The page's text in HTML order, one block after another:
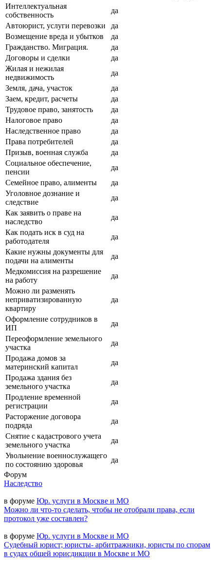
Интеллектуальная
собственность
да
Автоюрист, услуги перевозки
да
Возмещение вреда и убытков
да
Гражданство. Миграция.
да
Договоры и сделки
да
Жилая и нежилая
недвижимость
да
Земля, дача, участок
да
Заем, кредит, расчеты
да
Трудовое право, занятость
да
Налоговое право
да
Наследственное право
да
Права потребителей
да
Призыв, военная служба
да
Социальное обеспечение,
пенсии
да
Семейное право, алименты
да
Уголовное дознание и
следствие
да
Как заявить о праве на
наследство
да
Как подать иск в суд на
работодателя
да
Какие нужны документы для
подачи на алименты
да
Медкомиссия на разрешение
на работу
да
Можно ли разменять
неприватизированную
квартиру
да
Оформление сотрудников в
ИП
да
Переоформление земельного
участка
да
Продажа домов за
материнский капитал
да
Продажа здания без
земельного участка
да
Продление временной
регистрации
да
Расторжение договора
подряда
да
Снятие с кадастрового учета
земельного участка
да
Увольнение военнослужащего
по состоянию здоровья
да
Форум
Наследство
в форуме Юр. услуги в Москве и МО
Можно ли что-то сделать, чтобы не отобрали права, если
протокол уже составлен?
в форуме Юр. услуги в Москве и МО
Судебный юрист; юристы- арбитражники, юристы по спорам
в судах общей юрисдикции в Москве и МО